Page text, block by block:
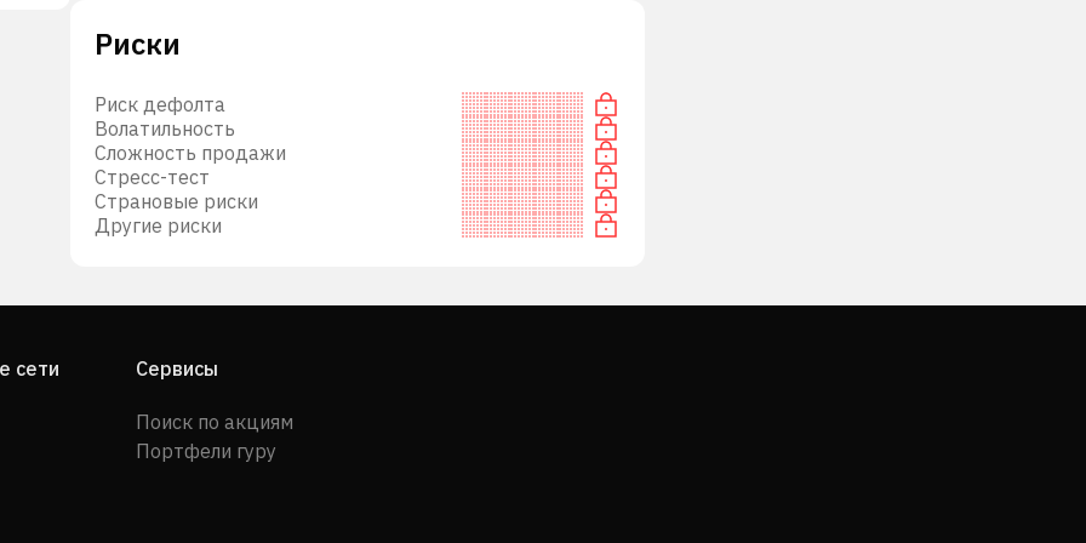
Риски
Риск дефолта
Волатильность
Сложность продажи
Стресс-тест
Страновые риски
Другие риски
сети Сервисы
Поиск по акциям
Портфели гуру